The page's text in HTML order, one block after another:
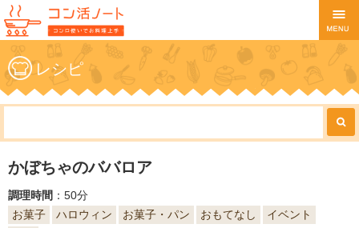
レシピ
かぼちゃのババロア
調理時間 ：50分
お菓子
ハロウィン お菓子・パン おもてなし
イベント